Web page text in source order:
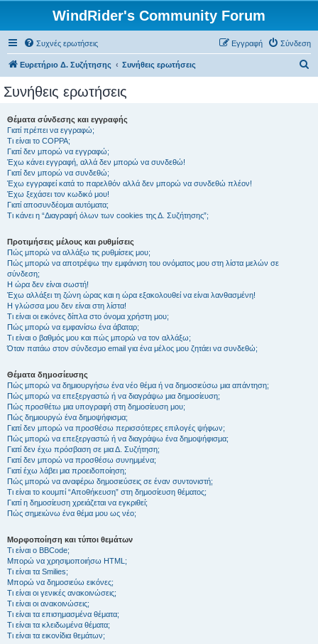
WindRider's Community Forum
Συχνές ερωτήσεις Σύνδεση
Εγγραφή
Ευρετήριο Δ. Συζήτησης Συνήθεις ερωτήσεις
Συνήθεις ερωτήσεις
Θέματα σύνδεσης και εγγραφής
Γιατί πρέπει να εγγραφώ;
Τι είναι το COPPA;
Γιατί δεν μπορώ να εγγραφώ;
Έχω κάνει εγγραφή, αλλά δεν μπορώ να συνδεθώ!
Γιατί δεν μπορώ να συνδεθώ;
Έχω εγγραφεί κατά το παρελθόν αλλά δεν μπορώ να συνδεθώ πλέον!
Έχω ξεχάσει τον κωδικό μου!
Γιατί αποσυνδέομαι αυτόματα;
Τι κάνει η “Διαγραφή όλων των cookies της Δ. Συζήτησης”;
Προτιμήσεις μέλους και ρυθμίσεις
Πώς μπορώ να αλλάξω τις ρυθμίσεις μου;
Πώς μπορώ να αποτρέψω την εμφάνιση του ονόματος μου στη λίστα μελών σε
σύνδεση;
Η ώρα δεν είναι σωστή!
Έχω αλλάξει τη ζώνη ώρας και η ώρα εξακολουθεί να είναι λανθασμένη!
Η γλώσσα μου δεν είναι στη λίστα!
Τι είναι οι εικόνες δίπλα στο όνομα χρήστη μου;
Πώς μπορώ να εμφανίσω ένα άβαταρ;
Τι είναι ο βαθμός μου και πώς μπορώ να τον αλλάξω;
Όταν πατάω στον σύνδεσμο email για ένα μέλος μου ζητάει να συνδεθώ;
Θέματα δημοσίευσης
Πώς μπορώ να δημιουργήσω ένα νέο θέμα ή να δημοσιεύσω μια απάντηση;
Πώς μπορώ να επεξεργαστώ ή να διαγράψω μια δημοσίευση;
Πώς προσθέτω μια υπογραφή στη δημοσίευση μου;
Πώς δημιουργώ ένα δημοψήφισμα;
Γιατί δεν μπορώ να προσθέσω περισσότερες επιλογές ψήφων;
Πώς μπορώ να επεξεργαστώ ή να διαγράψω ένα δημοψήφισμα;
Γιατί δεν έχω πρόσβαση σε μια Δ. Συζήτηση;
Γιατί δεν μπορώ να προσθέσω συνημμένα;
Γιατί έχω λάβει μια προειδοποίηση;
Πώς μπορώ να αναφέρω δημοσιεύσεις σε έναν συντονιστή;
Τι είναι το κουμπί “Αποθήκευση” στη δημοσίευση θέματος;
Γιατί η δημοσίευση χρειάζεται να εγκριθεί;
Πώς σημειώνω ένα θέμα μου ως νέο;
Μορφοποίηση και τύποι θεμάτων
Τι είναι ο BBCode;
Μπορώ να χρησιμοποιήσω HTML;
Τι είναι τα Smilies;
Μπορώ να δημοσιεύω εικόνες;
Τι είναι οι γενικές ανακοινώσεις;
Τι είναι οι ανακοινώσεις;
Τι είναι τα επισημασμένα θέματα;
Τι είναι τα κλειδωμένα θέματα;
Τι είναι τα εικονίδια θεμάτων;